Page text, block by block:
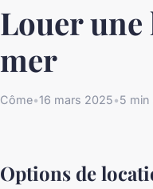
Louer
mer
Côme•16 mars 2025•5 min
Options de